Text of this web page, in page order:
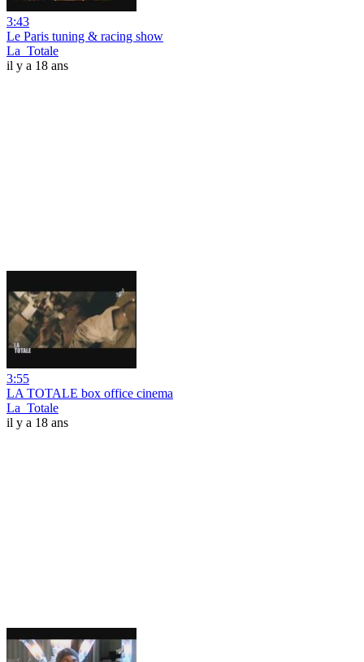
3:43
Le Paris tuning & racing show
La_Totale
il y a 18 ans
3:55
LA TOTALE box office cinema
La_Totale
il y a 18 ans